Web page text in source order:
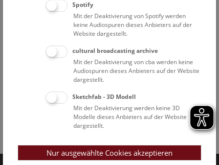
Spotify
Mit der Deaktivierung von Spotify werden
keine Audiospuren dieses Anbieters auf der
Website dargestellt.
cultural broadcasting archive
Mit der Deaktivierung von cba werden keine
Audiospuren dieses Anbieters auf der Website
dargestellt.
Sketchfab - 3D Modell
Mit der Deaktivierung werden keine 3D
Modelle dieses Anbieters auf der Website
dargestellt.
Nur ausgewählte Cookies akzeptieren